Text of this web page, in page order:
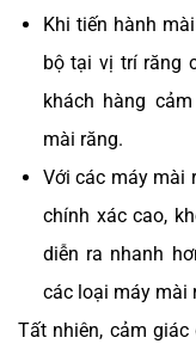
Khi tiến hành
bộ tại vị trí răng
khách hàng
mài răng.
Với các máy mài
chính xác cao,
diễn ra nhanh
các loại máy mài
Tất nhiên, cảm